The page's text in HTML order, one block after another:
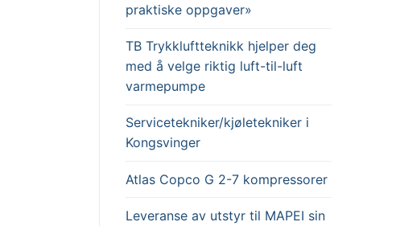
praktiske oppgaver»
TB Trykkluftteknikk hjelper deg
med å velge riktig luft-til-luft
varmepumpe​
Servicetekniker/kjøletekniker i
Kongsvinger
Atlas Copco G 2-7 kompressorer
Leveranse av utstyr til MAPEI sin